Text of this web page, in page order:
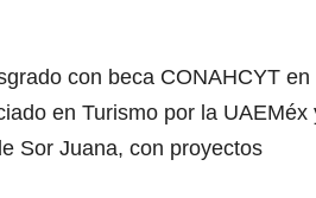
con beca CONAHCYT en
en Turismo por la UAEMéx
Sor Juana, con proyectos